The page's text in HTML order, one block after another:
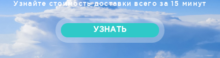
Узнайте стоимость доставки всего за 15 минут
УЗНАТЬ